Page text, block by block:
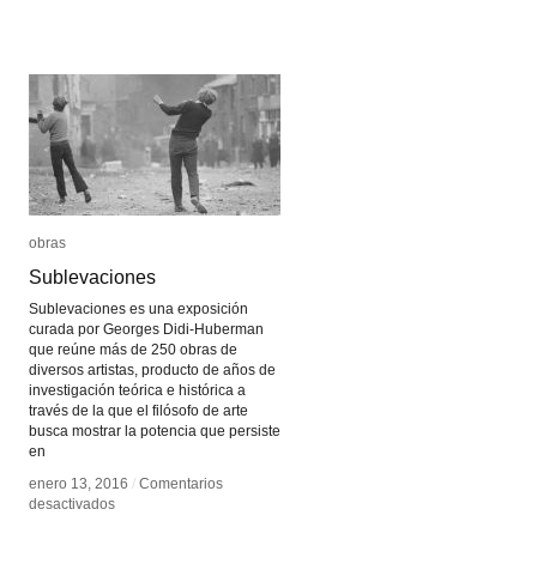
obras
Sublevaciones
Sublevaciones es una exposición
curada por Georges Didi-Huberman
que reúne más de 250 obras de
diversos artistas, producto de años de
investigación teórica e histórica a
través de la que el filósofo de arte
busca mostrar la potencia que persiste
en
enero 13, 2016 / Comentarios
desactivadosen
obras
Sublevaciones
enero 13, 2016 / Comentarios
desactivadosen